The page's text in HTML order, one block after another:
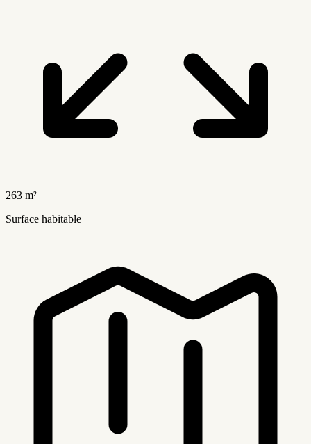
263 m²
Surface habitable